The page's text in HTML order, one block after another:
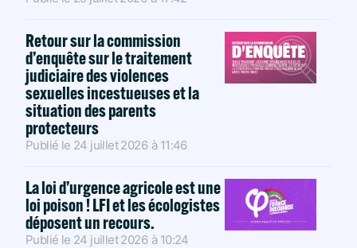
Retour sur la commission
d’enquête sur le traitement
judiciaire des violences
sexuelles incestueuses et la
situation des parents
protecteurs
Publié le 24 juillet 2026 à 11:46
La loi d’urgence agricole est une
loi poison ! LFI et les écologistes
déposent un recours.
Publié le 24 juillet 2026 à 10:24